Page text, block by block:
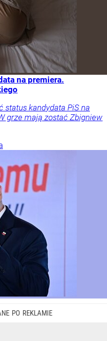
na premiera.
status kandydata PiS na
grze mają zostać Zbigniew